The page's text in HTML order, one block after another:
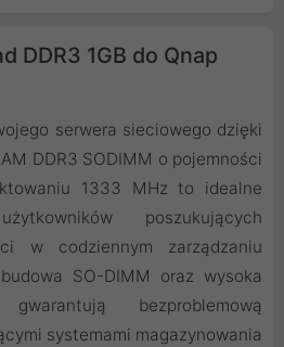
DDR3 1GB do Qnap
serwera sieciowego dzięki
DDR3 SODIMM o pojemności
1333 MHz to idealne
poszukujących
w codziennym zarządzaniu
SO-DIMM oraz wysoka
bezproblemową
systemami magazynowania